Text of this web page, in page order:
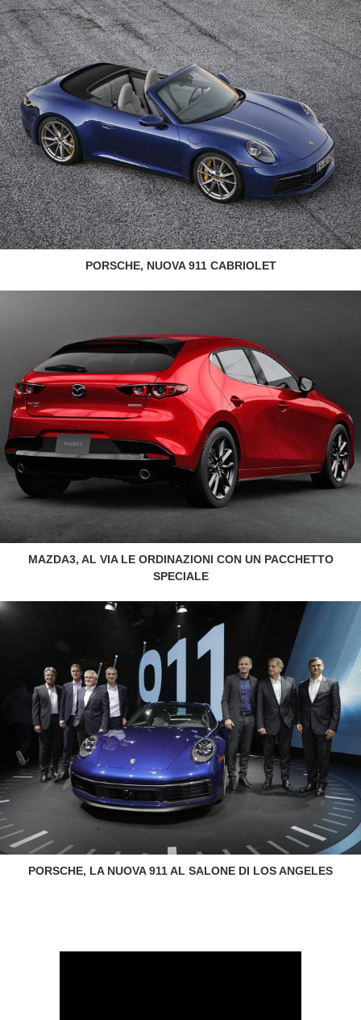
PORSCHE, NUOVA 911 CABRIOLET
MAZDA3, AL VIA LE ORDINAZIONI CON UN PACCHETTO
SPECIALE
PORSCHE, LA NUOVA 911 AL SALONE DI LOS ANGELES